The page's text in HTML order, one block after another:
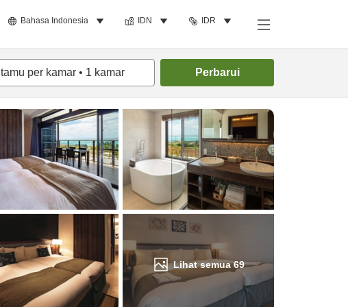
Bahasa Indonesia IDN IDR
tamu per kamar • 1 kamar Perbarui
Lihat semua69
Cari kamar